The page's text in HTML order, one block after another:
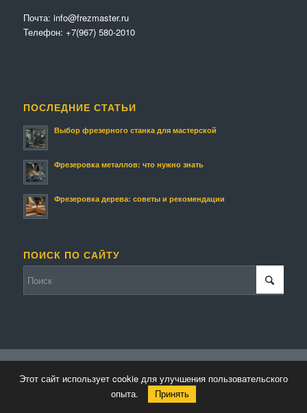
Почта: info@frezmaster.ru
Телефон: +7(967) 580-2010
ПОСЛЕДНИЕ СТАТЬИ
Выбор фрезерного станка для мастерской
Фрезеровка металлов: что нужно знать
Фрезеровка дерева: советы и рекомендации
ПОИСК ПО САЙТУ
Theme by Kriesi
Этот сайт использует cookie для улучшения пользовательского
опыта.
Принять